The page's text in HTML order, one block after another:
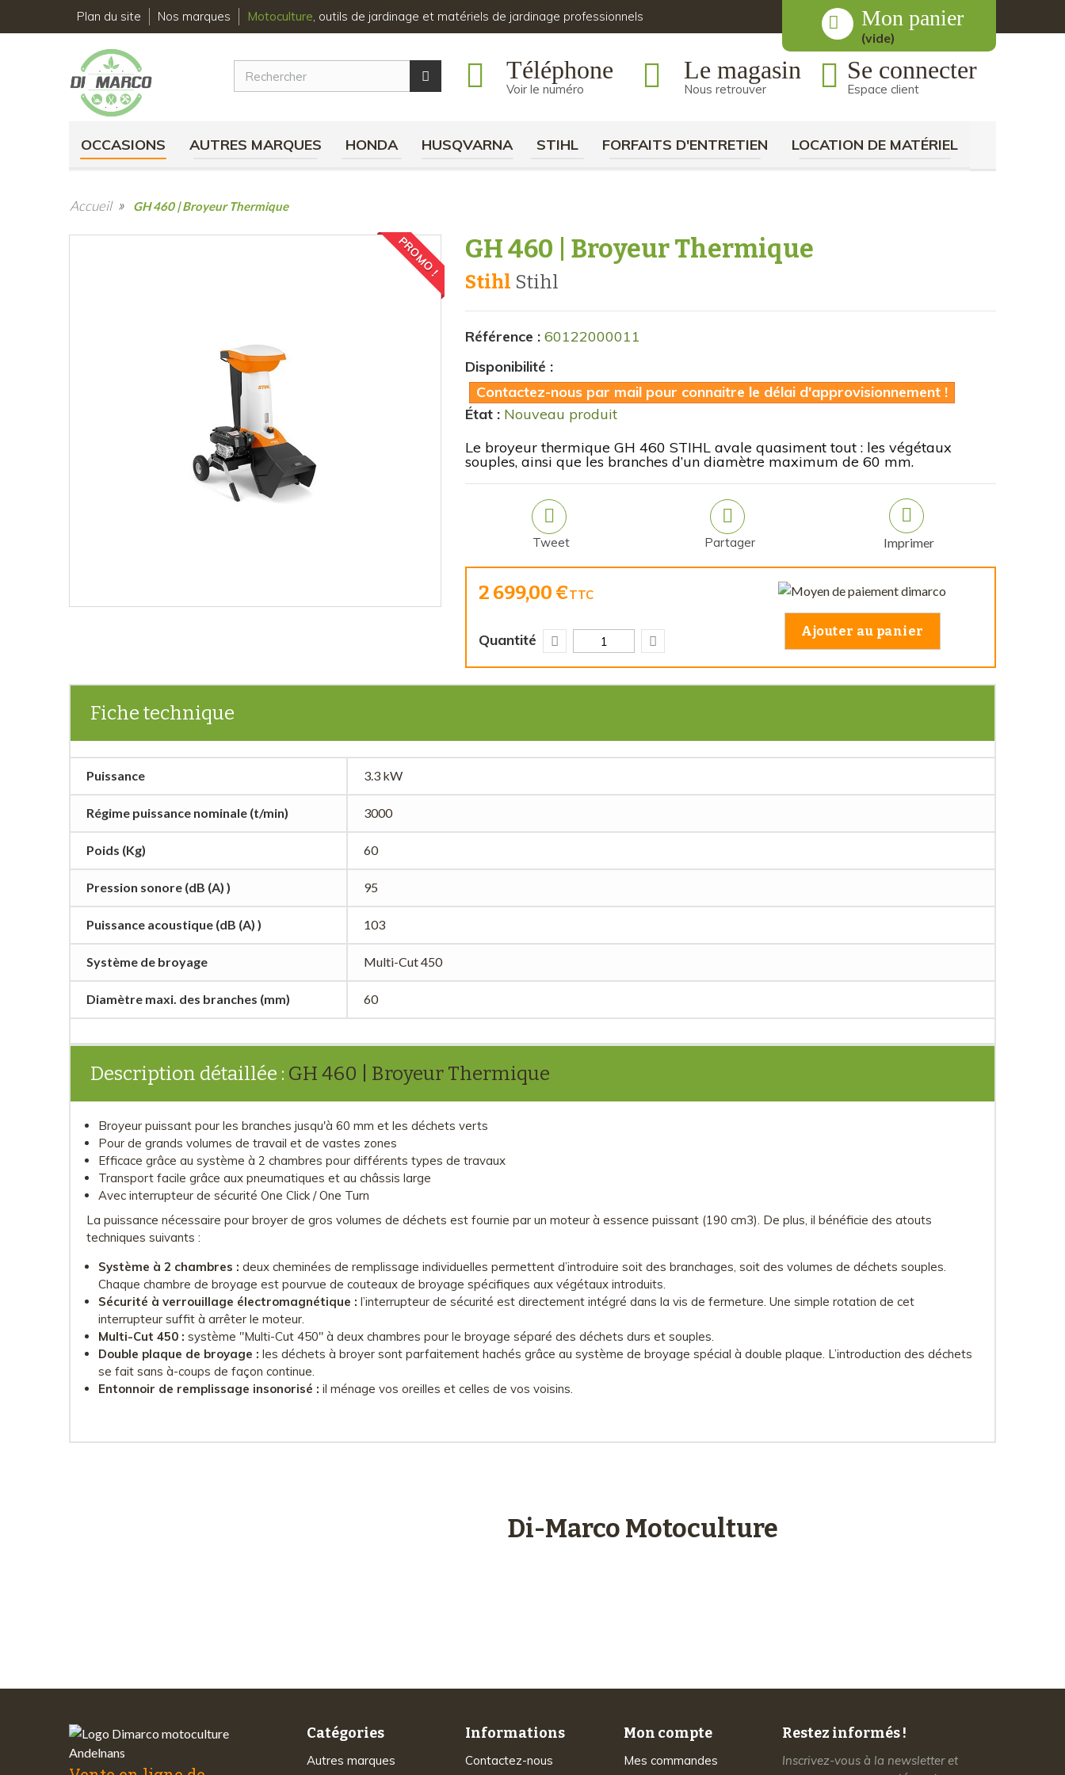
Mon panier
(vide)
Plan du site Nos marques Motoculture, outils de jardinage et matériels de jardinage professionnels
Téléphone
Voir le numéro
Le magasin
Nous retrouver
Se connecter
Espace client
OCCASIONS AUTRES MARQUES HONDA HUSQVARNA STIHL FORFAITS D'ENTRETIEN LOCATION DE MATÉRIEL
Accueil » GH 460 | Broyeur Thermique
PROMO ! GH 460 | Broyeur Thermique
Stihl stihl
Référence : 60122000011
Disponibilité :
Contactez-nous par mail pour connaitre le délai d'approvisionnement !
État : Nouveau produit
Le broyeur thermique GH 460 STIHL avale quasiment tout : les végétaux
souples, ainsi que les branches d’un diamètre maximum de 60 mm.
Tweet Partager Imprimer
2 699,00 €TTC
Quantité Ajouter au panier
Fiche technique
Puissance 3.3 kW
Régime puissance nominale (t/min) 3000
Poids (Kg) 60
Pression sonore (dB (A) ) 95
Puissance acoustique (dB (A) ) 103
Système de broyage Multi-Cut 450
Diamètre maxi. des branches (mm) 60
Description détaillée : GH 460 | Broyeur Thermique
Broyeur puissant pour les branches jusqu'à 60 mm et les déchets verts
Pour de grands volumes de travail et de vastes zones
Efficace grâce au système à 2 chambres pour différents types de travaux
Transport facile grâce aux pneumatiques et au châssis large
Avec interrupteur de sécurité One Click / One Turn
La puissance nécessaire pour broyer de gros volumes de déchets est fournie par un moteur à essence puissant (190 cm3). De plus, il bénéficie des atouts
techniques suivants :
Système à 2 chambres : deux cheminées de remplissage individuelles permettent d’introduire soit des branchages, soit des volumes de déchets souples.
Chaque chambre de broyage est pourvue de couteaux de broyage spécifiques aux végétaux introduits.
Sécurité à verrouillage électromagnétique : l’interrupteur de sécurité est directement intégré dans la vis de fermeture. Une simple rotation de cet
interrupteur suffit à arrêter le moteur.
Multi-Cut 450 : système "Multi-Cut 450" à deux chambres pour le broyage séparé des déchets durs et souples.
Double plaque de broyage : les déchets à broyer sont parfaitement hachés grâce au système de broyage spécial à double plaque. L’introduction des déchets
se fait sans à-coups de façon continue.
Entonnoir de remplissage insonorisé : il ménage vos oreilles et celles de vos voisins.
Di-Marco Motoculture
Catégories
Autres marques
Informations
Contactez-nous
Mon compte
Mes commandes
Restez informés !
Inscrivez-vous à la newsletter et